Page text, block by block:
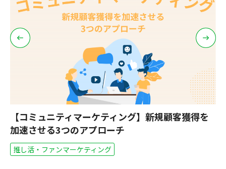
【コミュニティマーケティング】新規顧客獲得を
加速させる3つのアプローチ
推し活・ファンマーケティング